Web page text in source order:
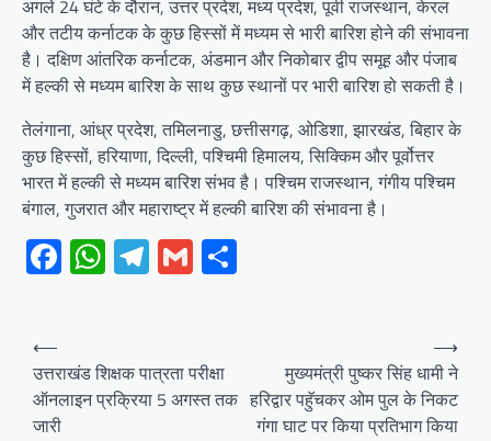
अगले 24 घंटे के दौरान, उत्तर प्रदेश, मध्य प्रदेश, पूर्वी राजस्थान, केरल
और तटीय कर्नाटक के कुछ हिस्सों में मध्यम से भारी बारिश होने की संभावना
है। दक्षिण आंतरिक कर्नाटक, अंडमान और निकोबार द्वीप समूह और पंजाब
में हल्की से मध्यम बारिश के साथ कुछ स्थानों पर भारी बारिश हो सकती है।
तेलंगाना, आंध्र प्रदेश, तमिलनाडु, छत्तीसगढ़, ओडिशा, झारखंड, बिहार के
कुछ हिस्सों, हरियाणा, दिल्ली, पश्चिमी हिमालय, सिक्किम और पूर्वोत्तर
भारत में हल्की से मध्यम बारिश संभव है। पश्चिम राजस्थान, गंगीय पश्चिम
बंगाल, गुजरात और महाराष्ट्र में हल्की बारिश की संभावना है।
Facebook
WhatsApp
Telegram
Gmail
Post
navigation
⟵
उत्तराखंड शिक्षक पात्रता परीक्षा
ऑनलाइन प्रक्रिया 5 अगस्त तक
जारी
मुख्यमंत्री पुष्कर सिंह धामी ने
हरिद्वार पहुॅचकर ओम पुल के निकट
गंगा घाट पर किया प्रतिभाग किया
⟶